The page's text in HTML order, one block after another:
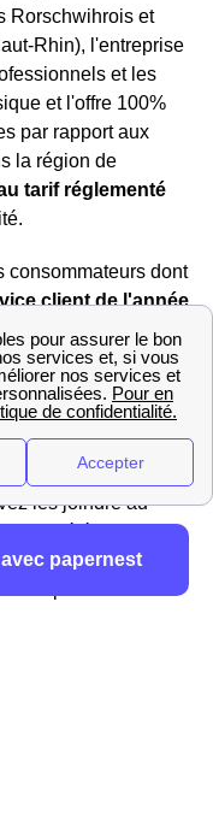
Rorschwihrois et
Rhin), l'entreprise
et les
et l'offre 100%
par rapport aux
la région de
tarif réglementé
consommateurs dont
client de l'année
Total Spring
donc une joie de
votre
votre
la possibilité de
Dans votre
les joindre au
le téléphone ?
écrire à
espace client en
papernest